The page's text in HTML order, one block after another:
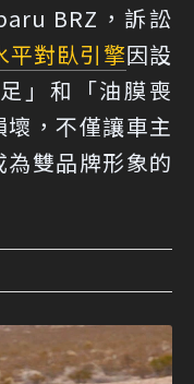
BRZ，訴訟
平對臥引擎因設
足」和「油膜喪
，不僅讓車主
雙品牌形象的